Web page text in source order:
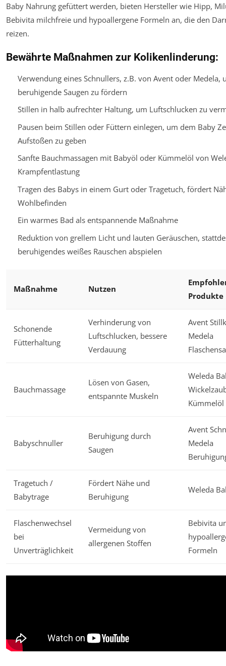
Baby Nahrung gefüttert werden, bieten Hersteller wie Hipp,
Bebivita milchfreie und hypoallergene Formeln an, die den
reizen.
Bewährte Maßnahmen zur Kolikenlinderung:
Verwendung eines Schnullers, z.B. von Avent oder Medela,
beruhigende Saugen zu fördern
Stillen in halb aufrechter Haltung, um Luftschlucken zu
Pausen beim Stillen oder Füttern einlegen, um dem Baby
Aufstoßen zu geben
Sanfte Bauchmassagen mit Babyöl oder Kümmelöl von
Krampfentlastung
Tragen des Babys in einem Gurt oder Tragetuch, fördert
Wohlbefinden
Ein warmes Bad als entspannende Maßnahme
Reduktion von grellem Licht und lauten Geräuschen,
beruhigendes weißes Rauschen abspielen
Maßnahme Nutzen
Produkte
Schonende
Fütterhaltung
Verhinderung von
Luftschlucken, bessere
Verdauung
Avent
Medela
Bauchmassage
Lösen von Gasen,
entspannte Muskeln
Weleda
Kümmelöl
Babyschnuller
Beruhigung durch
Saugen
Avent
Medela
Tragetuch /
Babytrage
Fördert Nähe und
Beruhigung
Weleda
Flaschenwechsel
bei
Unverträglichkeit
Vermeidung von
allergenen Stoffen
Bebivita
Formeln